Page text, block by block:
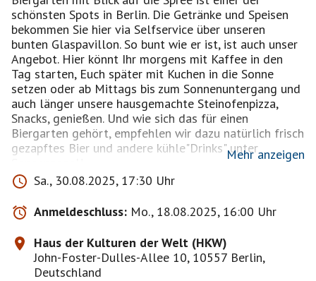
schönsten Spots in Berlin. Die Getränke und Speisen
bekommen Sie hier via Selfservice über unseren
bunten Glaspavillon. So bunt wie er ist, ist auch unser
Angebot. Hier könnt Ihr morgens mit Kaffee in den
Tag starten, Euch später mit Kuchen in die Sonne
setzen oder ab Mittags bis zum Sonnenuntergang und
auch länger unsere hausgemachte Steinofenpizza,
Snacks, genießen. Und wie sich das für einen
Biergarten gehört, empfehlen wir dazu natürlich frisch
gezapftes Bier und andere kühle"Drinks" unter
Die Reihenfolge der Anmeldung ist ohne Bedeutung!
Bei Schmuddelwetter oder extremer Hitze sage ich
das Event ab!
Bis zum Eventbeginn wünsche ich eine gute Zeit und
bleibt gesund, LG Marion
Mehr anzeigen
Sa., 30.08.2025, 17:30 Uhr
Anmeldeschluss: Mo., 18.08.2025, 16:00 Uhr
Haus der Kulturen der Welt (HKW)
John-Foster-Dulles-Allee 10, 10557 Berlin,
Deutschland